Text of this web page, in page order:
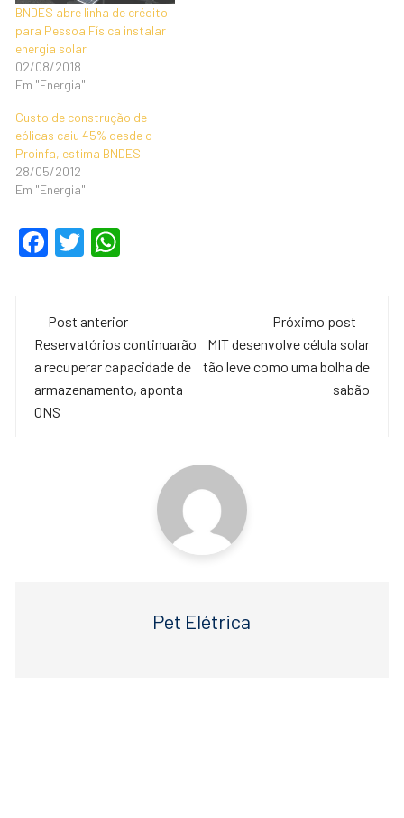
BNDES abre linha de crédito
para Pessoa Física instalar
energia solar
02/08/2018
Em "Energia"
Custo de construção de
eólicas caiu 45% desde o
Proinfa, estima BNDES
28/05/2012
Em "Energia"
F
e
b
o
o
T
er s
A
p
Navegação
de
post
Post anterior
Reservatórios continuarão
a recuperar capacidade de
armazenamento, aponta
ONS
Próximo post
MIT desenvolve célula solar
tão leve como uma bolha de
sabão
Pet Elétrica